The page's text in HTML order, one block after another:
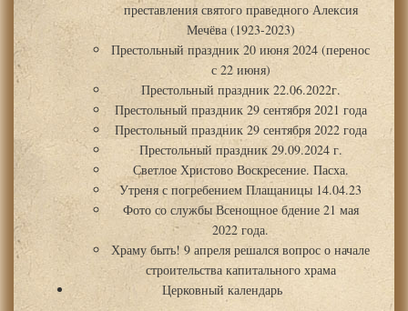
преставления святого праведного Алексия
Мечёва (1923-2023)
Престольный праздник 20 июня 2024 (перенос
с 22 июня)
Престольный праздник 22.06.2022г.
Престольный праздник 29 сентября 2021 года
Престольный праздник 29 сентября 2022 года
Престольный праздник 29.09.2024 г.
Светлое Христово Воскресение. Пасха.
Утреня с погребением Плащаницы 14.04.23
Фото со службы Всенощное бдение 21 мая
2022 года.
Храму быть! 9 апреля решался вопрос о начале
строительства капитального храма
Церковный календарь